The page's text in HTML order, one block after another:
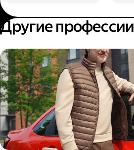
Другие профессии